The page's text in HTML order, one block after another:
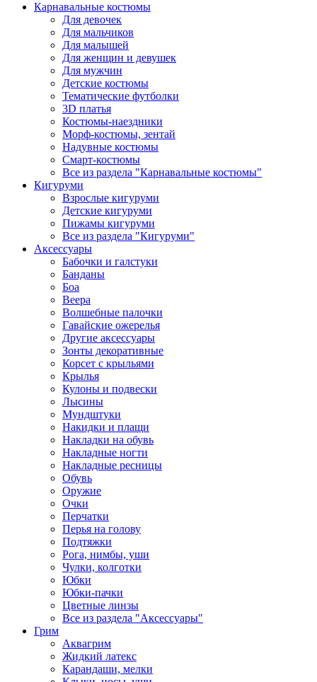
Карнавальные костюмы
Для девочек
Для мальчиков
Для малышей
Для женщин и девушек
Для мужчин
Детские костюмы
Тематические футболки
3D платья
Костюмы-наездники
Морф-костюмы, зентай
Надувные костюмы
Смарт-костюмы
Все из раздела "Карнавальные костюмы"
Кигуруми
Взрослые кигуруми
Детские кигуруми
Пижамы кигуруми
Все из раздела "Кигуруми"
Аксессуары
Бабочки и галстуки
Банданы
Боа
Веера
Волшебные палочки
Гавайские ожерелья
Другие аксессуары
Зонты декоративные
Корсет с крыльями
Крылья
Кулоны и подвески
Лысины
Мундштуки
Накидки и плащи
Накладки на обувь
Накладные ногти
Накладные ресницы
Обувь
Оружие
Очки
Перчатки
Перья на голову
Подтяжки
Рога, нимбы, уши
Чулки, колготки
Юбки
Юбки-пачки
Цветные линзы
Все из раздела "Аксессуары"
Грим
Аквагрим
Жидкий латекс
Карандаши, мелки